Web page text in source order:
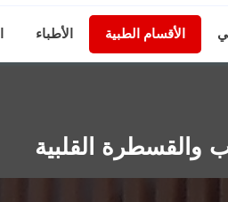
الأقسام الطبية الأطباء
والقسطرة القلبية